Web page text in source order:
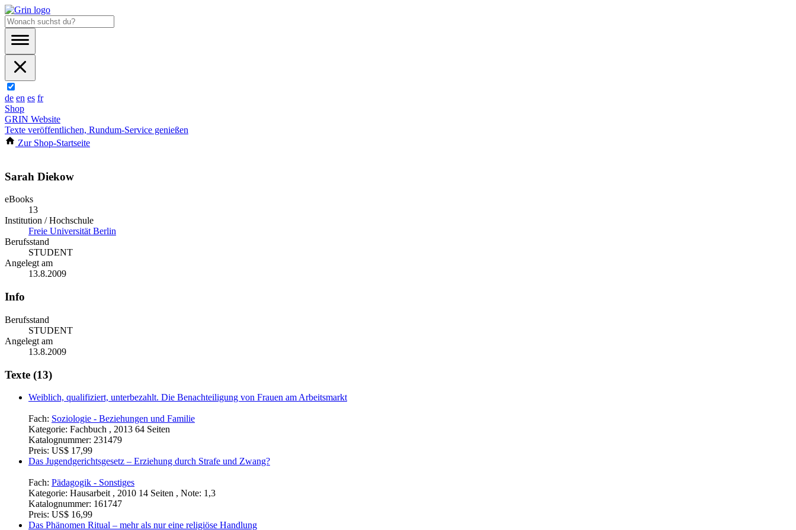
de en es fr
Shop
GRIN Website
Texte veröffentlichen, Rundum-Service genießen
Zur Shop-Startseite
Sarah Diekow
eBooks
13
Institution / Hochschule
Freie Universität Berlin
Berufsstand
STUDENT
Angelegt am
13.8.2009
Info
Berufsstand
STUDENT
Angelegt am
13.8.2009
Texte (13)
Weiblich, qualifiziert, unterbezahlt. Die Benachteiligung von Frauen am Arbeitsmarkt
Fach: Soziologie - Beziehungen und Familie
Kategorie: Fachbuch , 2013 64 Seiten
Katalognummer: 231479
Preis: US$ 17,99
Das Jugendgerichtsgesetz – Erziehung durch Strafe und Zwang?
Fach: Pädagogik - Sonstiges
Kategorie: Hausarbeit , 2010 14 Seiten , Note: 1,3
Katalognummer: 161747
Preis: US$ 16,99
Das Phänomen Ritual – mehr als nur eine religiöse Handlung